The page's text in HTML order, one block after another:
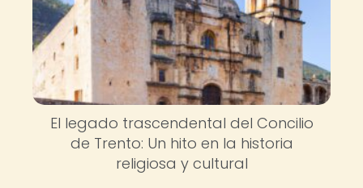
El legado trascendental del Concilio
de Trento: Un hito en la historia
religiosa y cultural